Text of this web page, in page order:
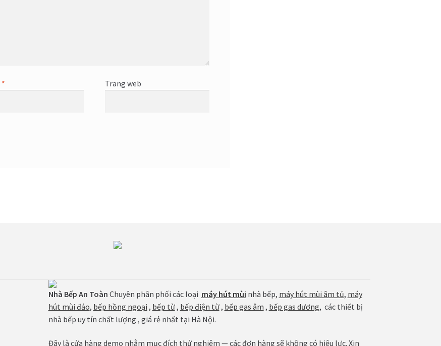
* Trang web
Nhà Bếp An Toàn Chuyên phân phối các loại máy hút mùi nhà bếp, máy hút mùi âm tủ, máy
hút mùi đảo, bếp hồng ngoại , bếp từ, bếp điện từ, bếp gas âm , bếp gas dương, các thiết bị
nhà bếp uy tín chất lượng , giá rẻ nhất tại Hà Nội.
Đây là cửa hàng demo nhằm mục đích thử nghiệm — các đơn hàng sẽ không có hiệu lực. Xin